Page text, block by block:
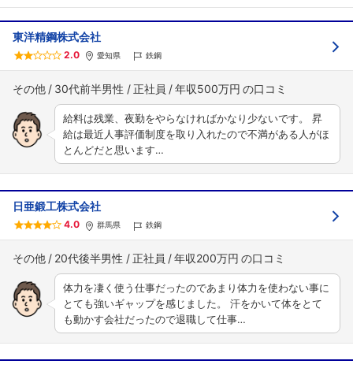
東洋精鋼株式会社
2.0 愛知県 鉄鋼
その他 30代前半男性 正社員 年収500万円
給料は残業、夜勤をやらなければかなり少ないです。 昇
給は最近人事評価制度を取り入れたので不満がある人がほ
とんどだと思います…
日亜鍛工株式会社
4.0 群馬県 鉄鋼
その他 20代後半男性 正社員 年収200万円
体力を凄く使う仕事だったのであまり体力を使わない事に
とても強いギャップを感じました。 汗をかいて体をとて
も動かす会社だったので退職して仕事…